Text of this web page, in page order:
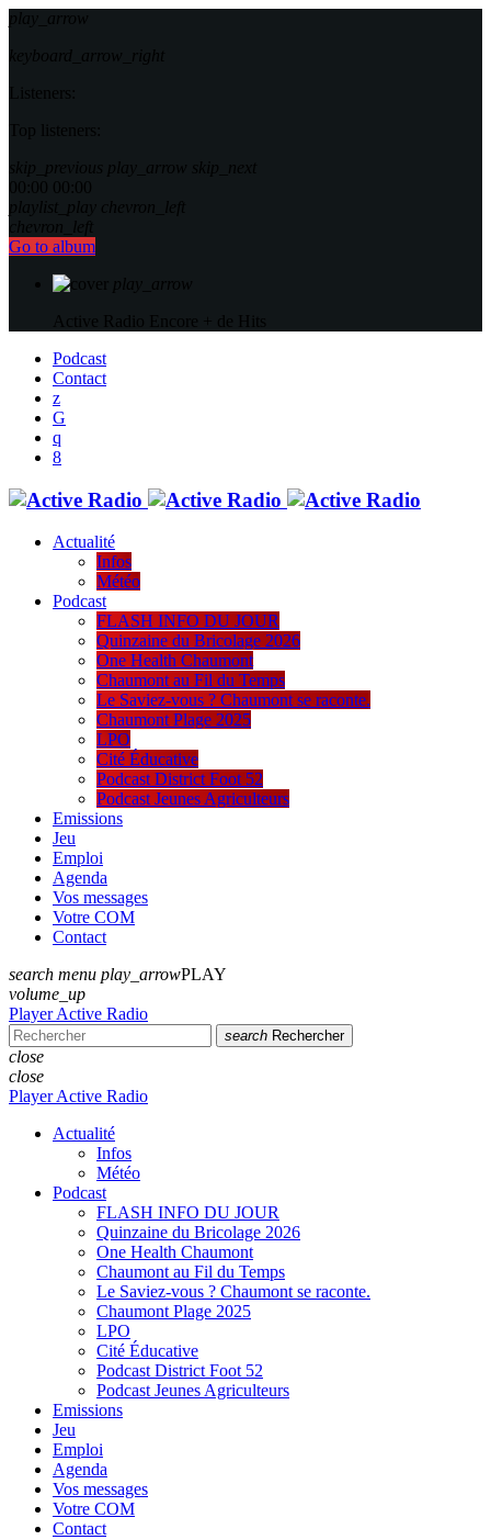
play_arrow
keyboard_arrow_right
Listeners:
Top listeners:
skip_previous play_arrow skip_next
00:00 00:00
playlist_play chevron_left
chevron_left
Go to album
play_arrow
Active Radio Encore + de Hits
Podcast
Contact
Actualité
Infos
Météo
Podcast
FLASH INFO DU JOUR
Quinzaine du Bricolage 2026
One Health Chaumont
Chaumont au Fil du Temps
Le Saviez-vous ? Chaumont se raconte.
Chaumont Plage 2025
LPO
Cité Éducative
Podcast District Foot 52
Podcast Jeunes Agriculteurs
Emissions
Jeu
Emploi
Agenda
Vos messages
Votre COM
Contact
search menu play_arrowPLAY
volume_up
Player Active Radio
search Rechercher
close
close
Player Active Radio
Actualité
Infos
Météo
Podcast
FLASH INFO DU JOUR
Quinzaine du Bricolage 2026
One Health Chaumont
Chaumont au Fil du Temps
Le Saviez-vous ? Chaumont se raconte.
Chaumont Plage 2025
LPO
Cité Éducative
Podcast District Foot 52
Podcast Jeunes Agriculteurs
Emissions
Jeu
Emploi
Agenda
Vos messages
Votre COM
Contact